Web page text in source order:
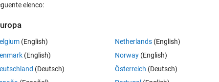
0 voti
elenco:
(English)
(English)
(Deutsch)
Netherlands(English)
Norway(English)
Österreich (Deutsch)